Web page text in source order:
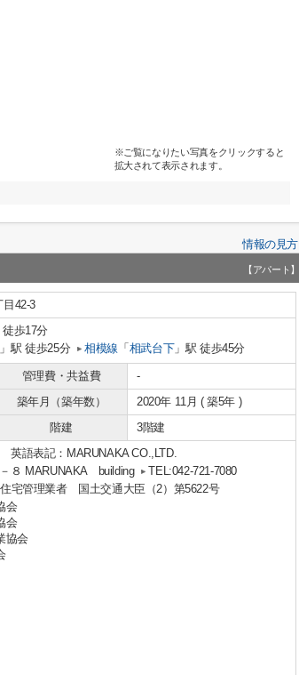
※ご覧になりたい写真をクリックすると
拡大されて表示されます。
情報の見方
【アパート】
目42-3
歩17分
」駅 徒歩25分 相模線 「 相武台下」駅 徒歩45分
管理費・共益費
-
築年月（築年数）
2020年 11月 ( 築5年 )
階建 3階建
語表記：MARUNAKA CO.,LTD.
８ MARUNAKA building
TEL:042-721-7080
宅管理業者 国土交通大臣（2）第5622号
会
会
協会